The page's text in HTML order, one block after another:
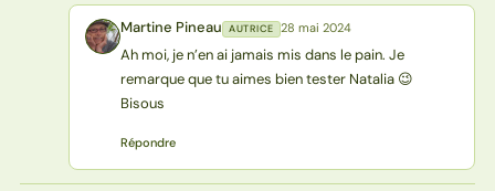
MP Martine Pineau AUTRICE 28 mai 2024
Ah moi, je n’en ai jamais mis dans le pain. Je
remarque que tu aimes bien tester Natalia 😉
Bisous
Répondre